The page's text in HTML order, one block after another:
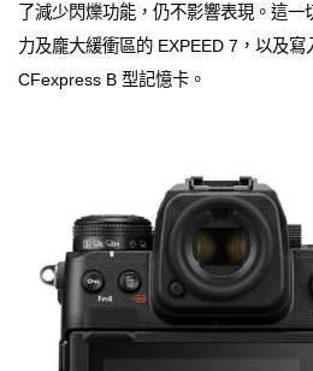
了減少閃爍功能，仍不影響表現。這一
力及龐大緩衝區的 EXPEED 7，以及寫
CFexpress B 型記憶卡。